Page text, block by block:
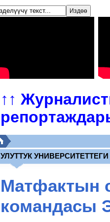
↑↑
УЛУТТУК
Матфактын
командасы